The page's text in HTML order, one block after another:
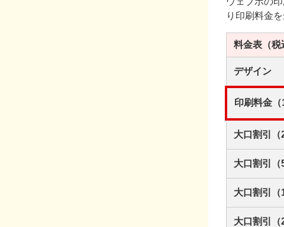
り印刷料金
料金表 （税
デザイン
印刷料金（
大口割引（
大口割引（
大口割引（
大口割引（